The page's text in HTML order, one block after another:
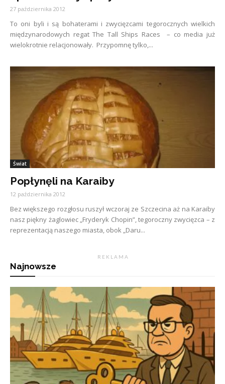
27 października 2012
To oni byli i są bohaterami i zwycięzcami tegorocznych wielkich
międzynarodowych regat The Tall Ships Races – co media już
wielokrotnie relacjonowały. Przypomnę tylko,...
Świat
Popłynęli na Karaiby
12 października 2012
Bez większego rozgłosu ruszył wczoraj ze Szczecina aż na Karaiby
nasz piękny żaglowiec „Fryderyk Chopin”, tegoroczny zwycięzca – z
reprezentacją naszego miasta, obok „Daru...
R E K L A M A
Najnowsze